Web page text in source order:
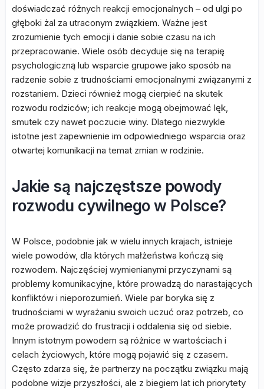
doświadczać różnych reakcji emocjonalnych – od ulgi po
głęboki żal za utraconym związkiem. Ważne jest
zrozumienie tych emocji i danie sobie czasu na ich
przepracowanie. Wiele osób decyduje się na terapię
psychologiczną lub wsparcie grupowe jako sposób na
radzenie sobie z trudnościami emocjonalnymi związanymi z
rozstaniem. Dzieci również mogą cierpieć na skutek
rozwodu rodziców; ich reakcje mogą obejmować lęk,
smutek czy nawet poczucie winy. Dlatego niezwykle
istotne jest zapewnienie im odpowiedniego wsparcia oraz
otwartej komunikacji na temat zmian w rodzinie.
Jakie są najczęstsze powody
rozwodu cywilnego w Polsce?
W Polsce, podobnie jak w wielu innych krajach, istnieje
wiele powodów, dla których małżeństwa kończą się
rozwodem. Najczęściej wymienianymi przyczynami są
problemy komunikacyjne, które prowadzą do narastających
konfliktów i nieporozumień. Wiele par boryka się z
trudnościami w wyrażaniu swoich uczuć oraz potrzeb, co
może prowadzić do frustracji i oddalenia się od siebie.
Innym istotnym powodem są różnice w wartościach i
celach życiowych, które mogą pojawić się z czasem.
Często zdarza się, że partnerzy na początku związku mają
podobne wizje przyszłości, ale z biegiem lat ich priorytety